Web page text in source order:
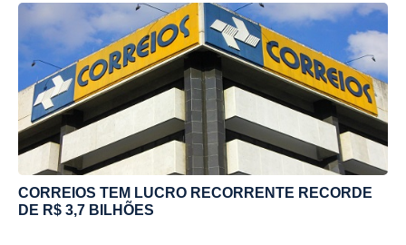
CORREIOS TEM LUCRO RECORRENTE RECORDE
DE R$ 3,7 BILHÕES